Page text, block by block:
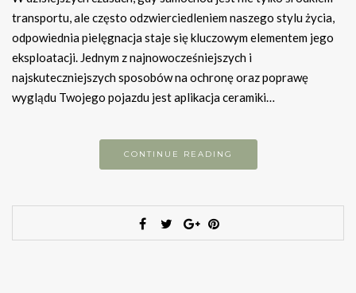
transportu, ale często odzwierciedleniem naszego stylu życia,
odpowiednia pielęgnacja staje się kluczowym elementem jego
eksploatacji. Jednym z najnowocześniejszych i
najskuteczniejszych sposobów na ochronę oraz poprawę
wyglądu Twojego pojazdu jest aplikacja ceramiki…
CONTINUE READING